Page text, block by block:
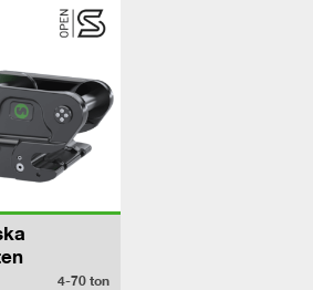
4-70ton